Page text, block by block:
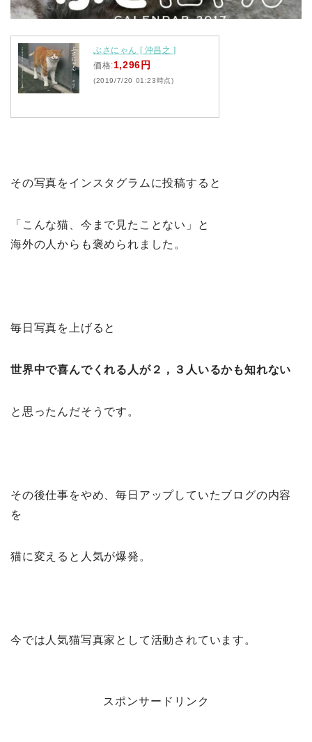
ぶさにゃん [ 沖昌之 ]
価格:1,296円
(2019/7/20 01:23時点)
その写真をインスタグラムに投稿すると
「こんな猫、今まで見たことない」と
海外の人からも褒められました。
毎日写真を上げると
世界中で喜んでくれる人が２，３人いるかも知れない
と思ったんだそうです。
その後仕事をやめ、毎日アップしていたブログの内容
を
猫に変えると人気が爆発。
今では人気猫写真家として活動されています。
スポンサードリンク